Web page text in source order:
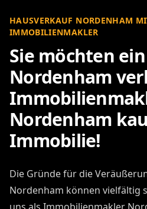
HAUSVERKAUF NORDENHAM
IMMOBILIENMAKLER
Sie möchten
Nordenham
Nordenham
Immobilie!
Die Gründe für die
Nordenham können vielfältig